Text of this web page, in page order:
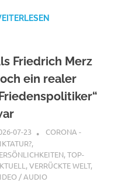
Friedrich Merz
ein realer
07-23 XX
CORONA -
,
,TOP-
,VERRÜCKTE WELT,
/ AUDIO